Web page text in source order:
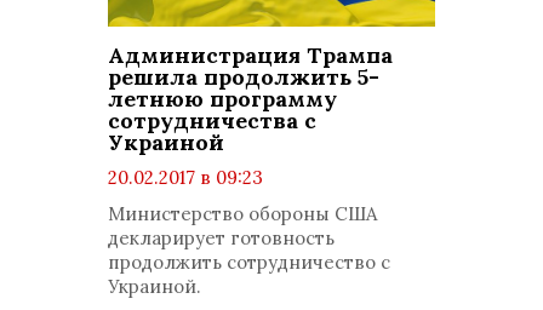
Администрация Трампа
решила продолжить 5-
летнюю программу
сотрудничества с
Украиной
20.02.2017 в 09:23
просмотров: 1308
комментариев: 0
Министерство обороны США
декларирует готовность
продолжить сотрудничество с
Украиной.